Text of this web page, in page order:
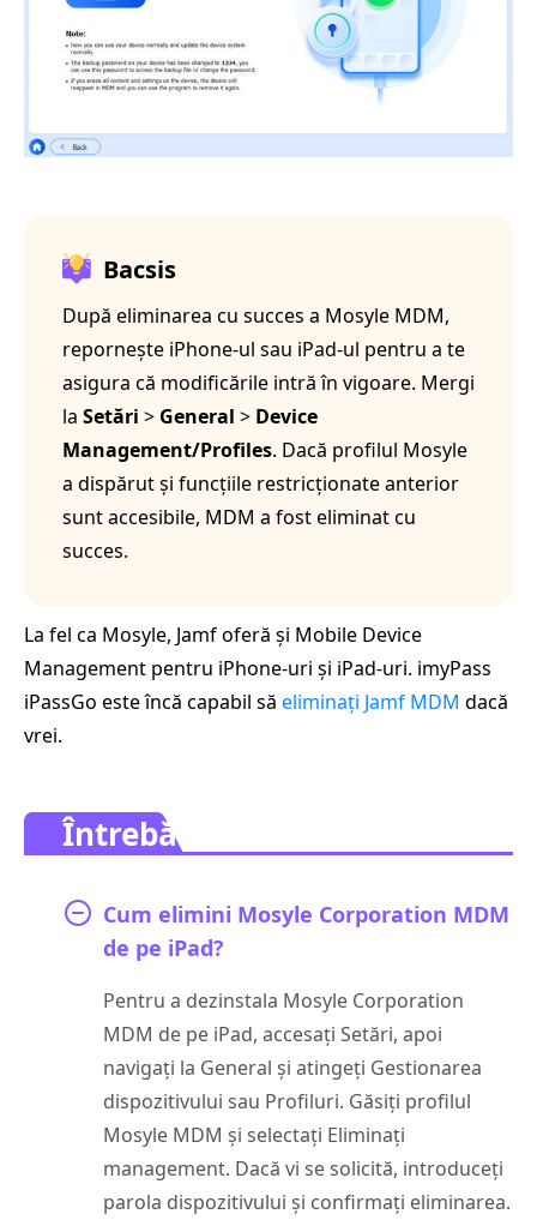
Bacsis
După eliminarea cu succes a Mosyle MDM,
repornește iPhone-ul sau iPad-ul pentru a te
asigura că modificările intră în vigoare. Mergi
la Setări > General > Device
Management/Profiles. Dacă profilul Mosyle
a dispărut și funcțiile restricționate anterior
sunt accesibile, MDM a fost eliminat cu
succes.
La fel ca Mosyle, Jamf oferă și Mobile Device
Management pentru iPhone-uri și iPad-uri. imyPass
iPassGo este încă capabil să eliminați Jamf MDM dacă
vrei.
Întrebări frecvente.
Cum elimini Mosyle Corporation MDM
de pe iPad?
Pentru a dezinstala Mosyle Corporation
MDM de pe iPad, accesați Setări, apoi
navigați la General și atingeți Gestionarea
dispozitivului sau Profiluri. Găsiți profilul
Mosyle MDM și selectați Eliminați
management. Dacă vi se solicită, introduceți
parola dispozitivului și confirmați eliminarea.